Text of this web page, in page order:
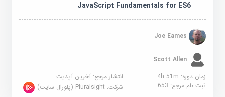
JavaScript Fundamentals for ES6
Joe Eames
Scott Allen
زمان دوره: 4h 51m
انتشار مرجع:آخرین آپدیت
ثبت نام مرجع:653 شرکت:Pluralsight (پلورال سایت)